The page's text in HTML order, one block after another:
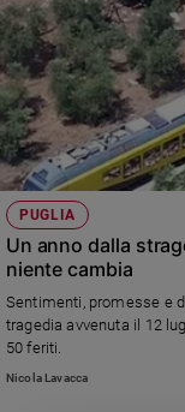
PUGLIA
Un anno dalla
niente cambia
Sentimenti, promesse e
tragedia avvenuta il 12
50 feriti.
Nicola Lavacca